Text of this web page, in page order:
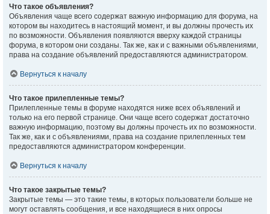
Что такое объявления?
Объявления чаще всего содержат важную информацию для форума, на
котором вы находитесь в настоящий момент, и вы должны прочесть их
по возможности. Объявления появляются вверху каждой страницы
форума, в котором они созданы. Так же, как и с важными объявлениями,
права на создание объявлений предоставляются администратором.
Вернуться к началу
Что такое прилепленные темы?
Прилепленные темы в форуме находятся ниже всех объявлений и
только на его первой странице. Они чаще всего содержат достаточно
важную информацию, поэтому вы должны прочесть их по возможности.
Так же, как и с объявлениями, права на создание прилепленных тем
предоставляются администратором конференции.
Вернуться к началу
Что такое закрытые темы?
Закрытые темы — это такие темы, в которых пользователи больше не
могут оставлять сообщения, и все находящиеся в них опросы